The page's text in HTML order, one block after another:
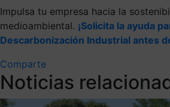
Impulsa tu empresa hacia la
medioambiental. ¡Solicita la ayuda
Descarbonización Industrial antes
Comparte
Noticias